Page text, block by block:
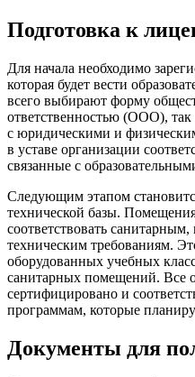
Подготовка к
Для начала необходимо
которая будет вести
всего выбирают форму
ответственностью (ООО), так
с юридическими и
в уставе организации
связанные с
Следующим этапом
технической базы.
соответствовать
техническим требованиям.
оборудованных учебных
санитарных помещений. Все
сертифицировано и
программам, которые
Документы для